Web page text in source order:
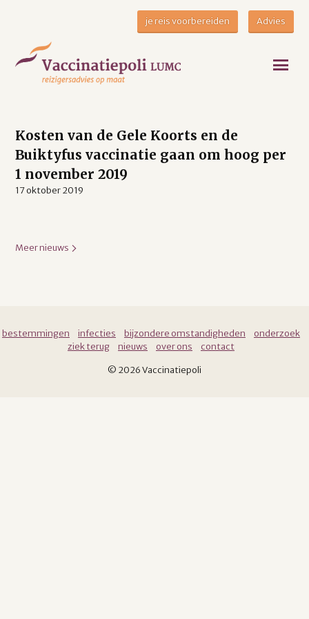
je reis voorbereiden Advies
Kosten van de Gele Koorts en de
Buiktyfus vaccinatie gaan om hoog per
1 november 2019
17 oktober 2019
Meer nieuws
bestemmingen infecties bijzondere omstandigheden
onderzoek
ziek terug
nieuws over ons contact
© 2026 Vaccinatiepoli